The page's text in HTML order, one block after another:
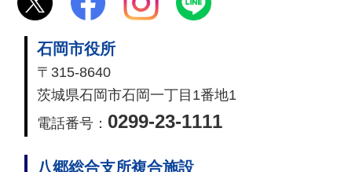
石岡市役所
〒315-8640
茨城県石岡市石岡一丁目1番地1
電話番号： 0299-23-1111
八郷総合支所複合施設